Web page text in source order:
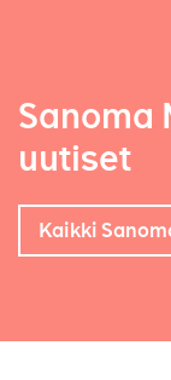
Sanoma
uutiset
Kaikki